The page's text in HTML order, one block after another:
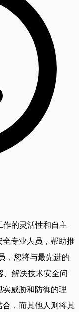
的灵活性和自主
专业人员，帮助推
，您将与最先进的
解决技术安全问
威胁和防御的理
，而其他人则将其